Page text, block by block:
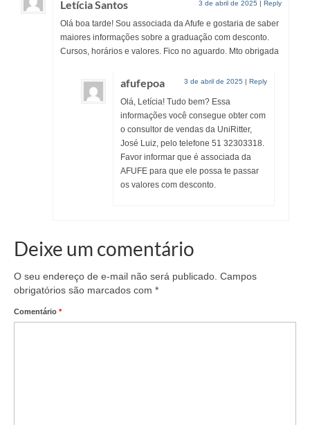
Letícia Santos 3 de abril de 2025 | Reply
Olá boa tarde! Sou associada da Afufe e gostaria de saber
maiores informações sobre a graduação com desconto.
Cursos, horários e valores. Fico no aguardo. Mto obrigada
afufepoa 3 de abril de 2025 | Reply
Olá, Letícia! Tudo bem? Essa
informações você consegue obter com
o consultor de vendas da UniRitter,
José Luiz, pelo telefone 51 32303318.
Favor informar que é associada da
AFUFE para que ele possa te passar
os valores com desconto.
Deixe um comentário
O seu endereço de e-mail não será publicado. Campos
obrigatórios são marcados com *
Comentário *